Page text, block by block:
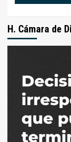
H. Cámara de